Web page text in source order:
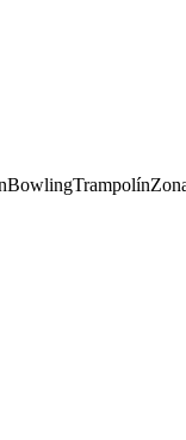
BowlingTrampolín